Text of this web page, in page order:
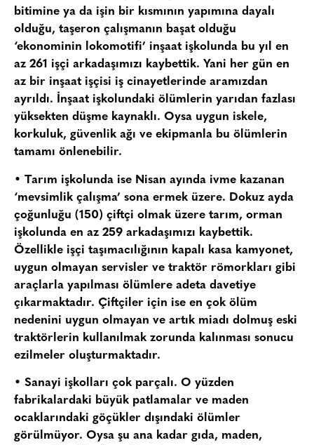
bitimine ya da işin bir kısmının yapımına dayalı
olduğu, taşeron çalışmanın başat olduğu
‘ekonominin lokomotifi’ inşaat işkolunda bu yıl en
az 261 işçi arkadaşımızı kaybettik. Yani her gün en
az bir inşaat işçisi iş cinayetlerinde aramızdan
ayrıldı. İnşaat işkolundaki ölümlerin yarıdan fazlası
yüksekten düşme kaynaklı. Oysa uygun iskele,
korkuluk, güvenlik ağı ve ekipmanla bu ölümlerin
tamamı önlenebilir.
• Tarım işkolunda ise Nisan ayında ivme kazanan
‘mevsimlik çalışma’ sona ermek üzere. Dokuz ayda
çoğunluğu (150) çiftçi olmak üzere tarım, orman
işkolunda en az 259 arkadaşımızı kaybettik.
Özellikle işçi taşımacılığının kapalı kasa kamyonet,
uygun olmayan servisler ve traktör römorkları gibi
araçlarla yapılması ölümlere adeta davetiye
çıkarmaktadır. Çiftçiler için ise en çok ölüm
nedenini uygun olmayan ve artık miadı dolmuş eski
traktörlerin kullanılmak zorunda kalınması sonucu
ezilmeler oluşturmaktadır.
• Sanayi işkolları çok parçalı. O yüzden
fabrikalardaki büyük patlamalar ve maden
ocaklarındaki göçükler dışındaki ölümler
görülmüyor. Oysa şu ana kadar gıda, maden,